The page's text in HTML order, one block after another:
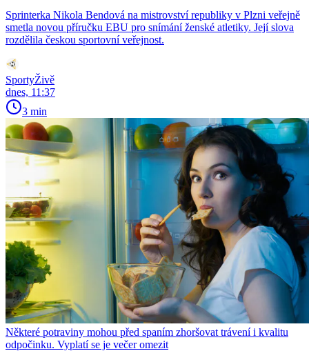
Sprinterka Nikola Bendová na mistrovství republiky v Plzni veřejně
smetla novou příručku EBU pro snímání ženské atletiky. Její slova
rozdělila českou sportovní veřejnost.
SportyŽivě
dnes, 11:37
3 min
Některé potraviny mohou před spaním zhoršovat trávení i kvalitu
odpočinku. Vyplatí se je večer omezit